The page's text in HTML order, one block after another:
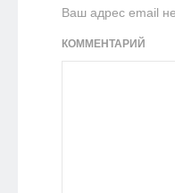
Ваш адрес email
КОММЕНТАРИЙ